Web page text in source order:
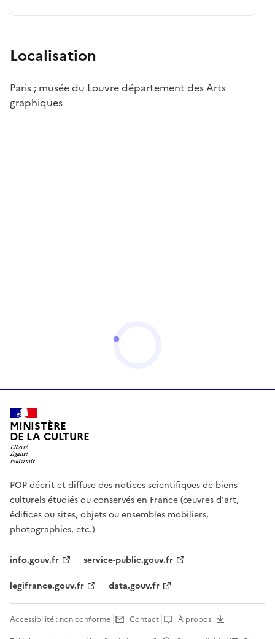
Localisation
Paris ; musée du Louvre département des Arts
graphiques
MINISTÈRE
DE LA CULTURE
POP décrit et diffuse des notices scientifiques de biens
culturels étudiés ou conservés en France (œuvres d'art,
édifices ou sites, objets ou ensembles mobiliers,
photographies, etc.)
info.gouv.fr
service-public.gouv.fr
legifrance.gouv.fr
data.gouv.fr
Accessibilité : non conforme Contact
À propos